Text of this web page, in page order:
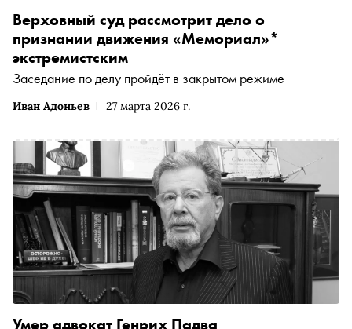
Иван Адоньев 27 марта 2026 г.
Верховный суд рассмотрит дело о
признании движения «Мемориал»*
экстремистским
Заседание по делу пройдёт в закрытом режиме
Умер адвокат Генрих Падва